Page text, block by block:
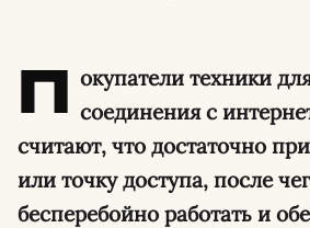
П окупатели техники
соединения с
считают, что достаточно
или точку доступа, после
бесперебойно работать и